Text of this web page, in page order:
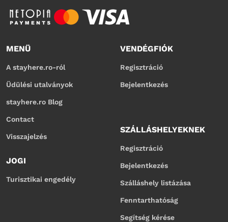
MENÜ
A stayhere.ro-ról
Üdülési utalványok
stayhere.ro Blog
Contact
Visszajelzés
JOGI
Turisztikai engedély
VENDÉGFIÓK
Regisztráció
Bejelentkezés
SZÁLLÁSHELYEKNEK
Regisztráció
Bejelentkezés
Szálláshely listázása
Fenntarthatóság
Segítség kérése